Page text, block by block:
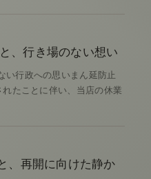
、行き場のない想い
い行政への思いまん延防止
たことに伴い、当店の休業
、再開に向けた静か